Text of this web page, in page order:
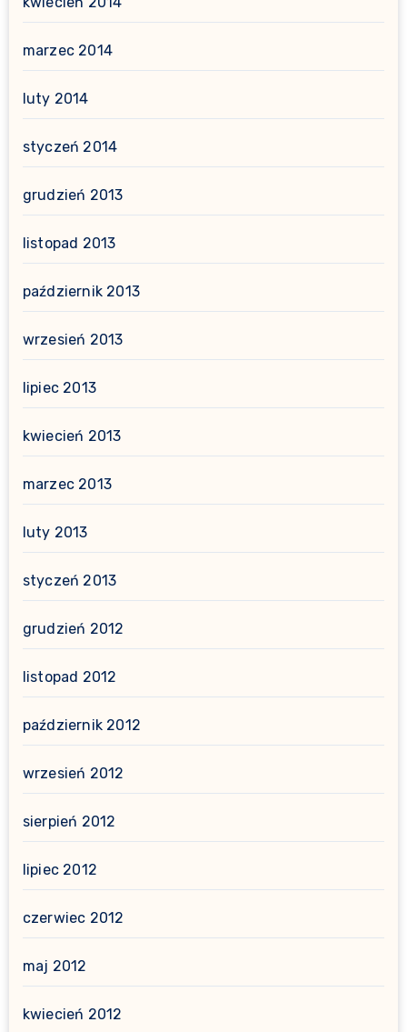
marzec 2014
luty 2014
styczeń 2014
grudzień 2013
listopad 2013
październik 2013
wrzesień 2013
lipiec 2013
kwiecień 2013
marzec 2013
luty 2013
styczeń 2013
grudzień 2012
listopad 2012
październik 2012
wrzesień 2012
sierpień 2012
lipiec 2012
czerwiec 2012
maj 2012
kwiecień 2012